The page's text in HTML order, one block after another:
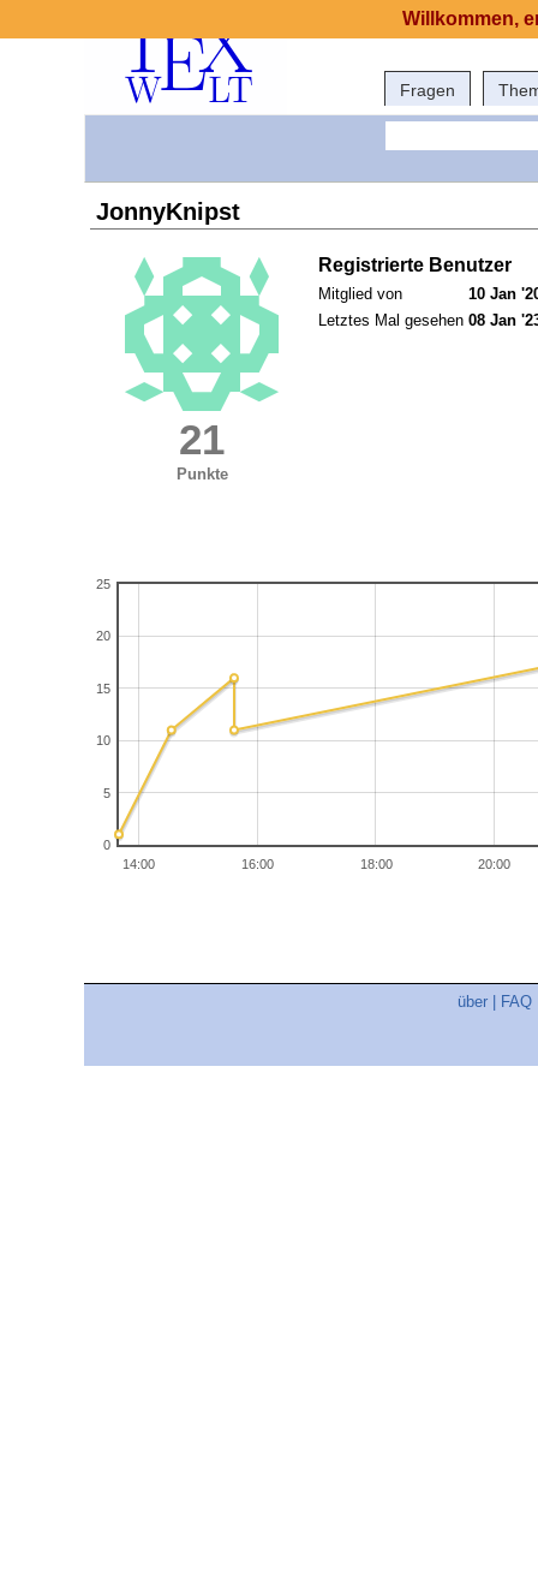
Fragen
JonnyKnipst
21
Punkte
Registrierte Benutzer
Mitglied von
10 Jan
Letztes Mal gesehen 08 Jan
14:00 16:00 18:00 20:00
0
5
10
15
20
25
über FAQ
Willkommen,